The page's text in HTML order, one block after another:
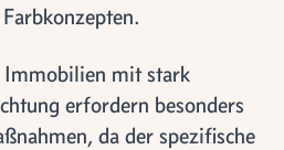
mit stark
erfordern besonders
da der spezifische